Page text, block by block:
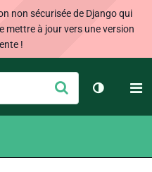
non sécurisée de Django qui
mettre à jour vers une version
!
Envoyer
Changer